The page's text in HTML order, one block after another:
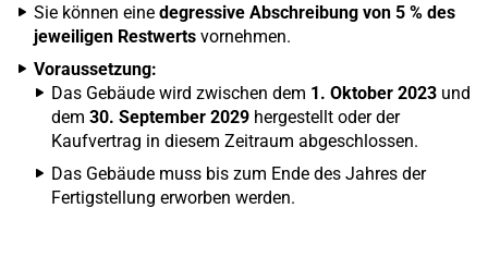
Sie können eine degressive Abschreibung von 5 % des
jeweiligen Restwerts vornehmen.
Voraussetzung:
Das Gebäude wird zwischen dem 1. Oktober 2023 und
dem 30. September 2029 hergestellt oder der
Kaufvertrag in diesem Zeitraum abgeschlossen.
Das Gebäude muss bis zum Ende des Jahres der
Fertigstellung erworben werden.